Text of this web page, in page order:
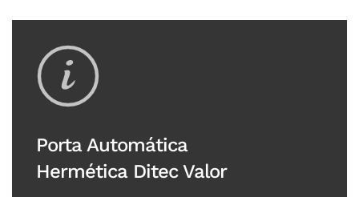
Porta Automática
Hermética Ditec Valor